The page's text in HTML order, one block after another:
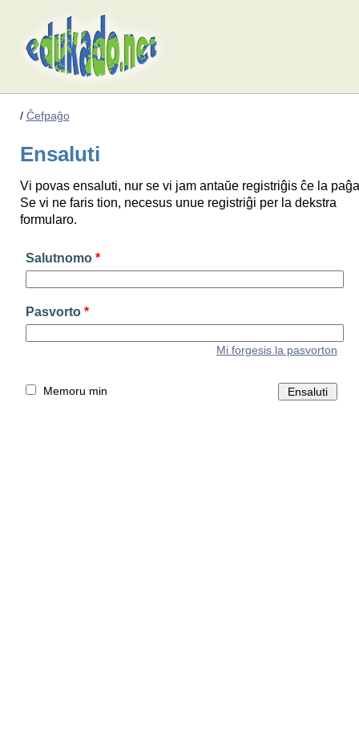
/ Ĉefpaĝo
Ensaluti
Vi povas ensaluti, nur se vi jam antaŭe registriĝis ĉe la
Se vi ne faris tion, necesus unue registriĝi per la dekstra
formularo.
Salutnomo *
Pasvorto *
Mi forgesis la pasvorton
Memoru min